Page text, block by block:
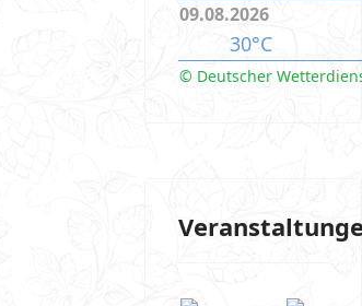
09.08.2026
30°C
© Deutscher